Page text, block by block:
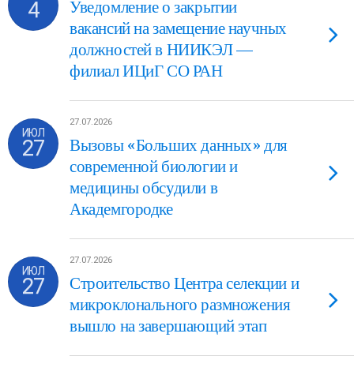
4
Уведомление о закрытии
вакансий на замещение научных
должностей в НИИКЭЛ —
филиал ИЦиГ СО РАН
ИЮЛ
27
27.07.2026
Вызовы «Больших данных» для
современной биологии и
медицины обсудили в
Академгородке
ИЮЛ
27
27.07.2026
Строительство Центра селекции и
микроклонального размножения
вышло на завершающий этап